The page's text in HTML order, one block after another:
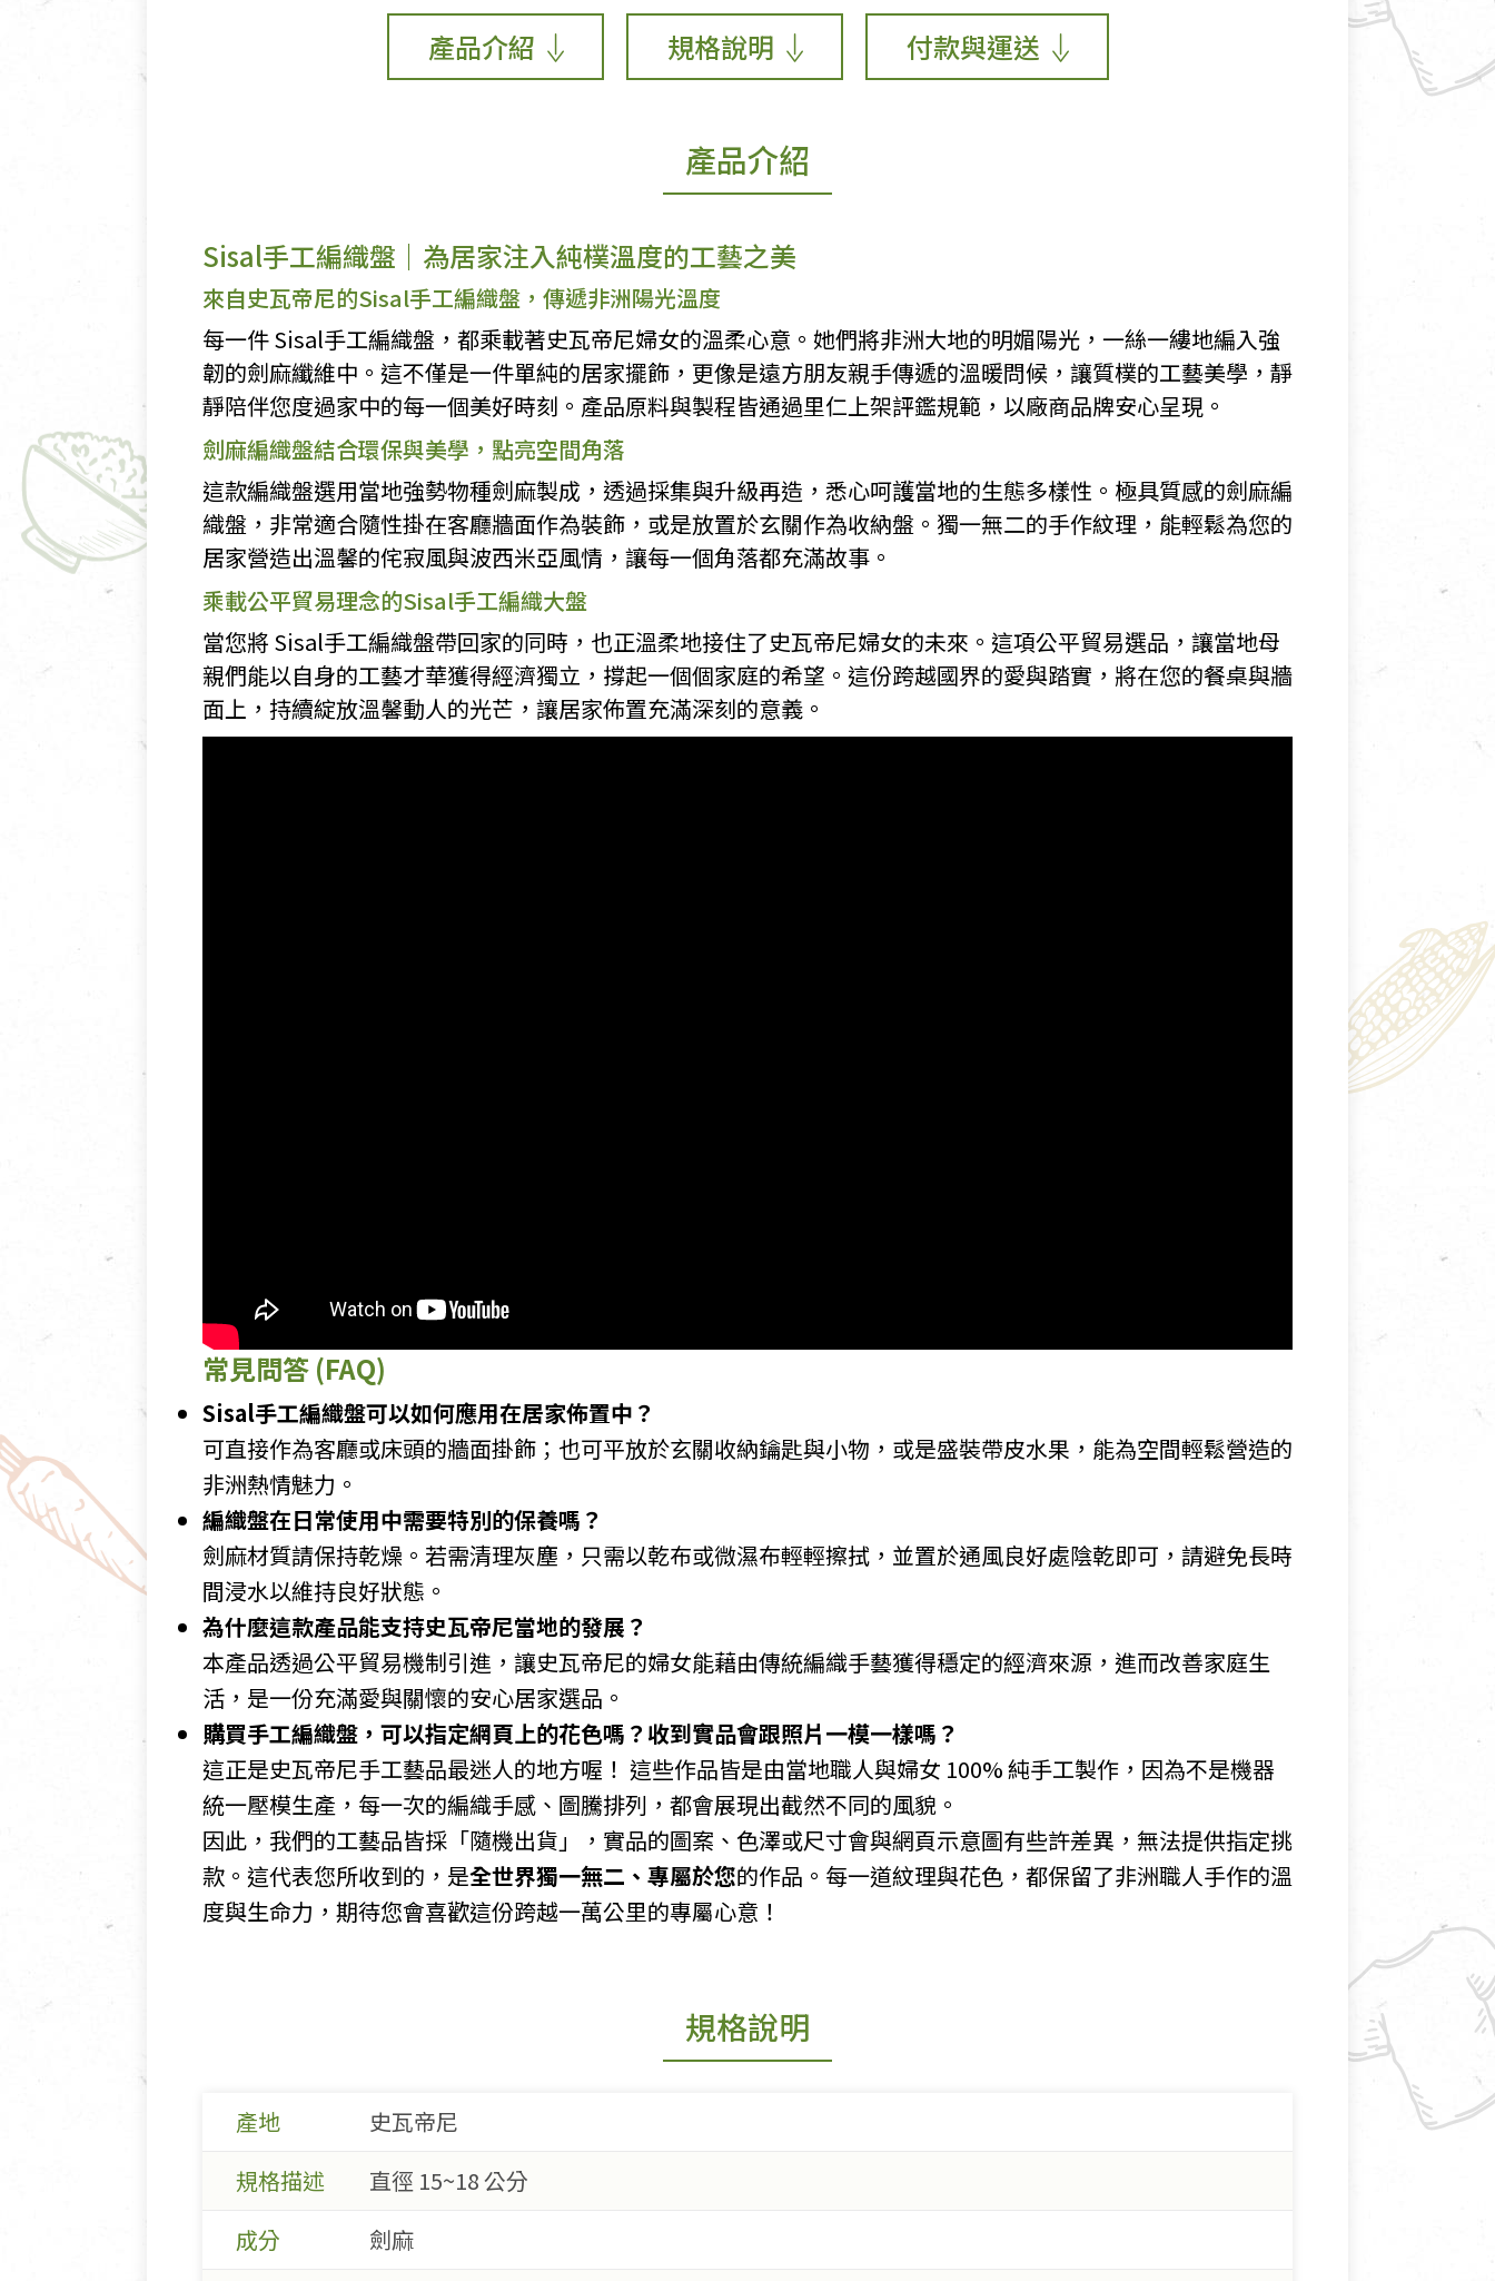
產品介紹 規格說明 付款與運送
產品介紹
Sisal手工編織盤｜為居家注入純樸溫度的工藝之美
來自史瓦帝尼的Sisal手工編織盤，傳遞非洲陽光溫度
每一件 Sisal手工編織盤，都乘載著史瓦帝尼婦女的溫柔心意。她們將非洲大地的明媚陽光，一絲一縷地編入強
韌的劍麻纖維中。這不僅是一件單純的居家擺飾，更像是遠方朋友親手傳遞的溫暖問候，讓質樸的工藝美學，靜
靜陪伴您度過家中的每一個美好時刻。產品原料與製程皆通過里仁上架評鑑規範，以廠商品牌安心呈現。
劍麻編織盤結合環保與美學，點亮空間角落
這款編織盤選用當地強勢物種劍麻製成，透過採集與升級再造，悉心呵護當地的生態多樣性。極具質感的劍麻編
織盤，非常適合隨性掛在客廳牆面作為裝飾，或是放置於玄關作為收納盤。獨一無二的手作紋理，能輕鬆為您的
居家營造出溫馨的侘寂風與波西米亞風情，讓每一個角落都充滿故事。
乘載公平貿易理念的Sisal手工編織大盤
當您將 Sisal手工編織盤帶回家的同時，也正溫柔地接住了史瓦帝尼婦女的未來。這項公平貿易選品，讓當地母
親們能以自身的工藝才華獲得經濟獨立，撐起一個個家庭的希望。這份跨越國界的愛與踏實，將在您的餐桌與牆
面上，持續綻放溫馨動人的光芒，讓居家佈置充滿深刻的意義。
常見問答 (FAQ)
Sisal手工編織盤可以如何應用在居家佈置中？
可直接作為客廳或床頭的牆面掛飾；也可平放於玄關收納鑰匙與小物，或是盛裝帶皮水果，能為空間輕鬆營造的
非洲熱情魅力。
編織盤在日常使用中需要特別的保養嗎？
劍麻材質請保持乾燥。若需清理灰塵，只需以乾布或微濕布輕輕擦拭，並置於通風良好處陰乾即可，請避免長時
間浸水以維持良好狀態。
為什麼這款產品能支持史瓦帝尼當地的發展？
本產品透過公平貿易機制引進，讓史瓦帝尼的婦女能藉由傳統編織手藝獲得穩定的經濟來源，進而改善家庭生
活，是一份充滿愛與關懷的安心居家選品。
購買手工編織盤，可以指定網頁上的花色嗎？收到實品會跟照片一模一樣嗎？
這正是史瓦帝尼手工藝品最迷人的地方喔！ 這些作品皆是由當地職人與婦女 100% 純手工製作，因為不是機器
統一壓模生產，每一次的編織手感、圖騰排列，都會展現出截然不同的風貌。
因此，我們的工藝品皆採「隨機出貨」，實品的圖案、色澤或尺寸會與網頁示意圖有些許差異，無法提供指定挑
款。這代表您所收到的，是全世界獨一無二、專屬於您的作品。每一道紋理與花色，都保留了非洲職人手作的溫
度與生命力，期待您會喜歡這份跨越一萬公里的專屬心意！
規格說明
產地
史瓦帝尼
規格描述
直徑 15~18 公分
成分
劍麻